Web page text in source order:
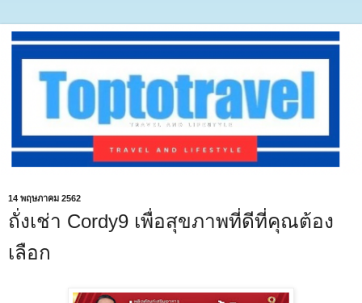
14 พฤษภาคม 2562
ถั่งเช่า Cordy9 เพื่อสุขภาพที่ดีที่คุณต้อง
เลือก